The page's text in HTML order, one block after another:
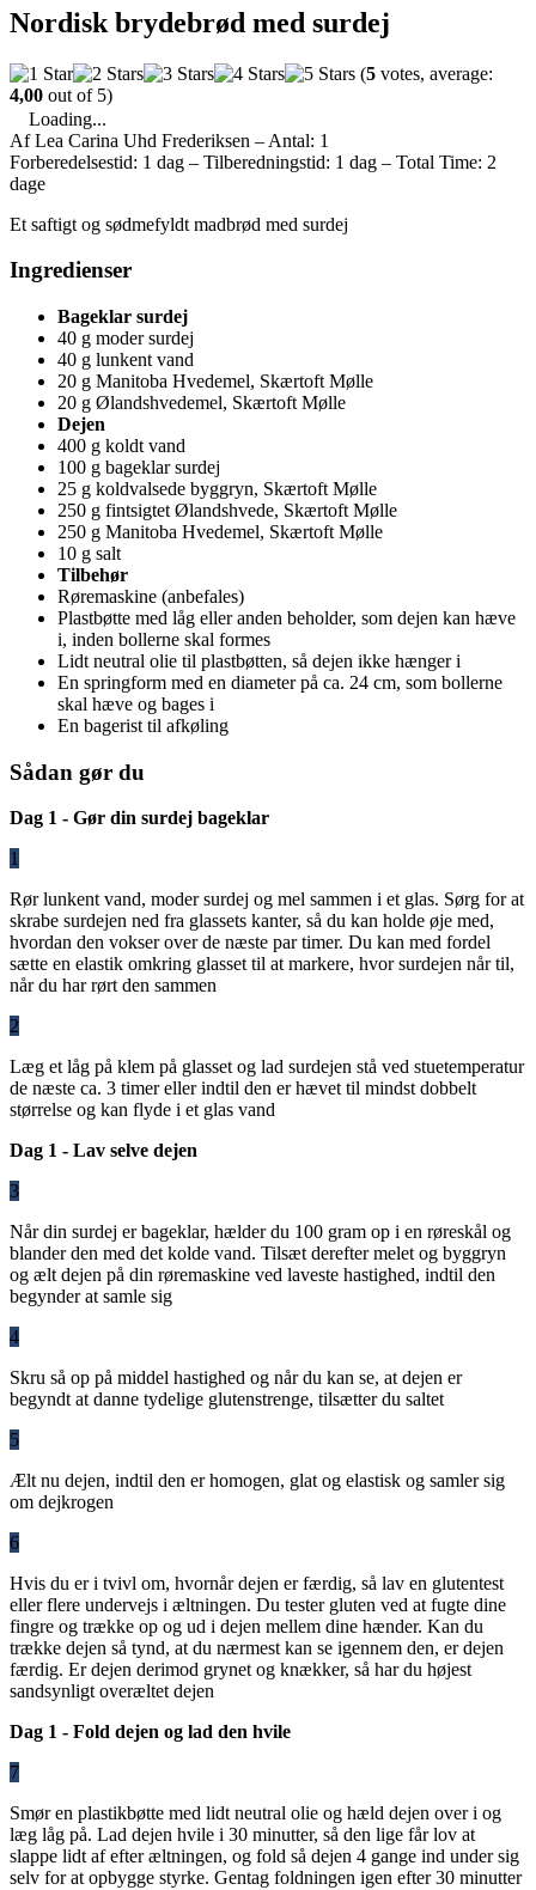
Nordisk brydebrød med surdej
(5 votes, average:
4,00 out of 5)
Loading...
Af Lea Carina Uhd Frederiksen – Antal: 1
Forberedelsestid: 1 dag – Tilberedningstid: 1 dag – Total Time: 2
dage
Et saftigt og sødmefyldt madbrød med surdej
Ingredienser
Bageklar surdej
40 g moder surdej
40 g lunkent vand
20 g Manitoba Hvedemel, Skærtoft Mølle
20 g Ølandshvedemel, Skærtoft Mølle
Dejen
400 g koldt vand
100 g bageklar surdej
25 g koldvalsede byggryn, Skærtoft Mølle
250 g fintsigtet Ølandshvede, Skærtoft Mølle
250 g Manitoba Hvedemel, Skærtoft Mølle
10 g salt
Tilbehør
Røremaskine (anbefales)
Plastbøtte med låg eller anden beholder, som dejen kan hæve
i, inden bollerne skal formes
Lidt neutral olie til plastbøtten, så dejen ikke hænger i
En springform med en diameter på ca. 24 cm, som bollerne
skal hæve og bages i
En bagerist til afkøling
Sådan gør du
Dag 1 - Gør din surdej bageklar
1
Rør lunkent vand, moder surdej og mel sammen i et glas. Sørg for at
skrabe surdejen ned fra glassets kanter, så du kan holde øje med,
hvordan den vokser over de næste par timer. Du kan med fordel
sætte en elastik omkring glasset til at markere, hvor surdejen når til,
når du har rørt den sammen
2
Læg et låg på klem på glasset og lad surdejen stå ved stuetemperatur
de næste ca. 3 timer eller indtil den er hævet til mindst dobbelt
størrelse og kan flyde i et glas vand
Dag 1 - Lav selve dejen
3
Når din surdej er bageklar, hælder du 100 gram op i en røreskål og
blander den med det kolde vand. Tilsæt derefter melet og byggryn
og ælt dejen på din røremaskine ved laveste hastighed, indtil den
begynder at samle sig
4
Skru så op på middel hastighed og når du kan se, at dejen er
begyndt at danne tydelige glutenstrenge, tilsætter du saltet
5
Ælt nu dejen, indtil den er homogen, glat og elastisk og samler sig
om dejkrogen
6
Hvis du er i tvivl om, hvornår dejen er færdig, så lav en glutentest
eller flere undervejs i æltningen. Du tester gluten ved at fugte dine
fingre og trække op og ud i dejen mellem dine hænder. Kan du
trække dejen så tynd, at du nærmest kan se igennem den, er dejen
færdig. Er dejen derimod grynet og knækker, så har du højest
sandsynligt overæltet dejen
Dag 1 - Fold dejen og lad den hvile
7
Smør en plastikbøtte med lidt neutral olie og hæld dejen over i og
læg låg på. Lad dejen hvile i 30 minutter, så den lige får lov at
slappe lidt af efter æltningen, og fold så dejen 4 gange ind under sig
selv for at opbygge styrke. Gentag foldningen igen efter 30 minutter